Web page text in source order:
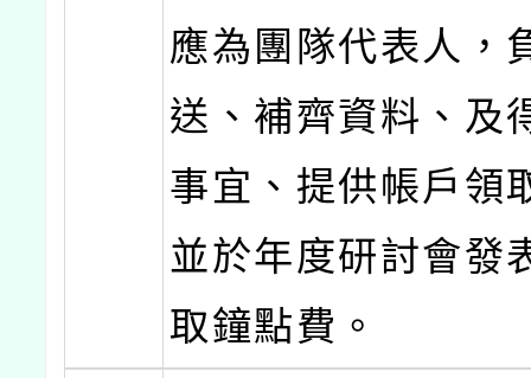
應為團隊代表人，
送、補齊資料、及
事宜、提供帳戶領
並於年度研討會發
取鐘點費。